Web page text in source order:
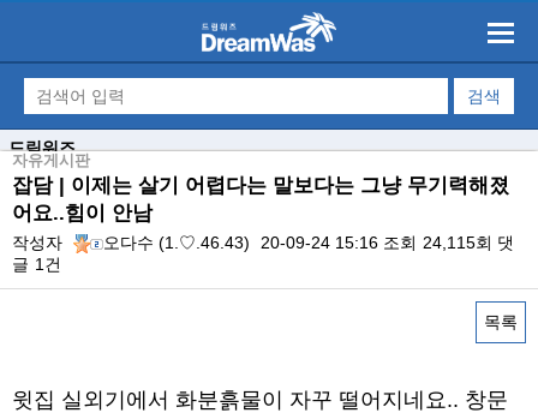
드림워즈
자유게시판
잡담 | 이제는 살기 어렵다는 말보다는 그냥 무기력해졌
어요..힘이 안남
작성자 오다수 (1.♡.46.43) 20-09-24 15:16 조회 24,115회 댓
글 1건
목록
윗집 실외기에서 화분흙물이 자꾸 떨어지네요.. 창문